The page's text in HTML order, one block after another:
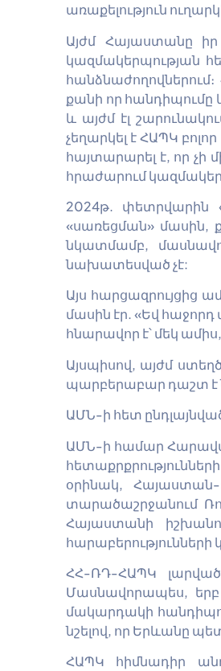
առաքելություն
Այժմ Հայաստանը իր
կազմակերպության
քանի որ հանդիպումը
և այժմ էլ
չեղարկել է ՀԱՊԿ
հայտարարել է, որ չի
հրաժարում
2024թ. փետրվարին
«սառեցման» մասին,
նկատմամբ,
նախատեսված չէ:
Այս հարցազրույցից
մասին էր. «Եվ հաջորդ
հնարավոր է՝ մեկ
Այսպիսով, այժմ
պարբերաբար դաշտ է
ԱՄՆ-ի հետ
ԱՄՆ-ի համար
օրինակ, Հայաստան-
տարածաշրջանում
Հայաստանի
ՀՀ-ՌԴ-ՀԱՊԿ լարված
Մասնավորապես, երբ
մակարդակի
նշելով, որ Երևանը
ՀԱՊԿ հիմնադիր